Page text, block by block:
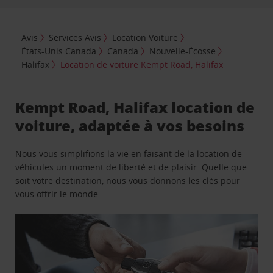
Avis Services Avis
Location Voiture
États-Unis Canada
Canada
Nouvelle-Écosse
Halifax
Location de voiture Kempt Road, Halifax
Kempt Road, Halifax location de
voiture, adaptée à vos besoins
Nous vous simplifions la vie en faisant de la location de
véhicules un moment de liberté et de plaisir. Quelle que
soit votre destination, nous vous donnons les clés pour
vous offrir le monde.